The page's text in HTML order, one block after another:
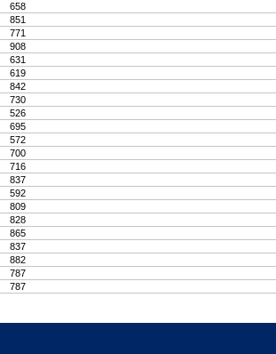
658
851
771
908
631
619
842
730
526
695
572
700
716
837
592
809
828
865
837
882
787
787